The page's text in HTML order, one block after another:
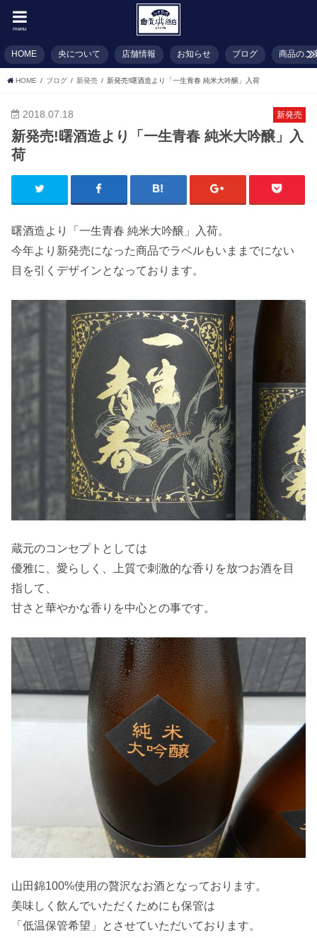
menu
HOME 央について 店舗情報 お知らせ ブログ 商品のご
HOME ブログ 新発売 新発売!曙酒造より「一生青春 純米大吟醸」入荷
新発売
2018.07.18
新発売!曙酒造より「一生青春 純米大吟醸」入
荷
曙酒造より「一生青春 純米大吟醸」入荷。
今年より新発売になった商品でラベルもいままでにない
目を引くデザインとなっております。
蔵元のコンセプトとしては
優雅に、愛らしく、上質で刺激的な香りを放つお酒を目
指して、
甘さと華やかな香りを中心との事です。
山田錦100%使用の贅沢なお酒となっております。
美味しく飲んでいただくためにも保管は
「低温保管希望」とさせていただいております。